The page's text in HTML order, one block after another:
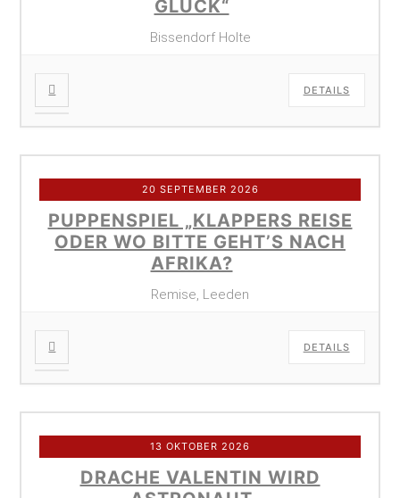
GLÜCK“
Bissendorf Holte
DETAILS
20 SEPTEMBER 2026
PUPPENSPIEL „KLAPPERS REISE
ODER WO BITTE GEHT’S NACH
AFRIKA?
Remise, Leeden
DETAILS
13 OKTOBER 2026
DRACHE VALENTIN WIRD